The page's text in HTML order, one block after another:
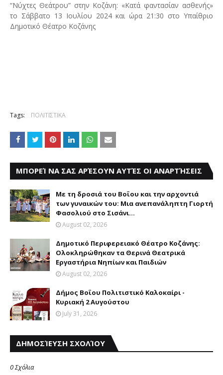
“Νύχτες Θεάτρου” στην Κοζάνη: «Κατά φαντασίαν ασθενής»
το Σάββατο 13 Ιουλίου 2024 και ώρα 21:30 στο Υπαίθριο
Δημοτικό Θέατρο Κοζάνης
Tags: ΠΟΛΙΤΙΣΤΙΚΑ
ΜΠΟΡΕΊ ΝΑ ΣΑΣ ΑΡΈΣΟΥΝ ΑΥΤΈΣ ΟΙ ΑΝΑΡΤΉΣΕΙΣ
Με τη δροσιά του Βοΐου και την αρχοντιά
των γυναικών του: Μια ανεπανάληπτη Γιορτή
Φασολιού στο Σισάνι...
August 02, 2026
Δημοτικό Περιφερειακό Θέατρο Κοζάνης:
Ολοκληρώθηκαν τα Θερινά Θεατρικά
Εργαστήρια Νηπίων και Παιδιών
August 02, 2026
Δήμος Βοΐου Πολιτιστικό Καλοκαίρι -
Κυριακή 2 Αυγούστου
July 31, 2026
ΔΗΜΟΣΊΕΥΣΗ ΣΧΟΛΊΟΥ
0 Σχόλια